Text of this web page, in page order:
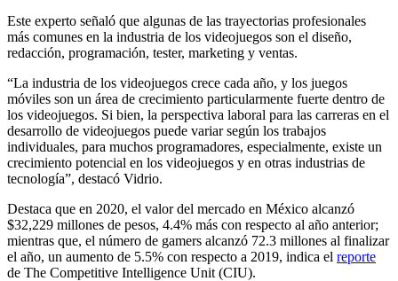
Este experto señaló que algunas de las trayectorias profesionales
más comunes en la industria de los videojuegos son el diseño,
redacción, programación, tester, marketing y ventas.
“La industria de los videojuegos crece cada año, y los juegos
móviles son un área de crecimiento particularmente fuerte dentro de
los videojuegos. Si bien, la perspectiva laboral para las carreras en el
desarrollo de videojuegos puede variar según los trabajos
individuales, para muchos programadores, especialmente, existe un
crecimiento potencial en los videojuegos y en otras industrias de
tecnología”, destacó Vidrio.
Destaca que en 2020, el valor del mercado en México alcanzó
$32,229 millones de pesos, 4.4% más con respecto al año anterior;
mientras que, el número de gamers alcanzó 72.3 millones al finalizar
el año, un aumento de 5.5% con respecto a 2019, indica el reporte
de The Competitive Intelligence Unit (CIU).